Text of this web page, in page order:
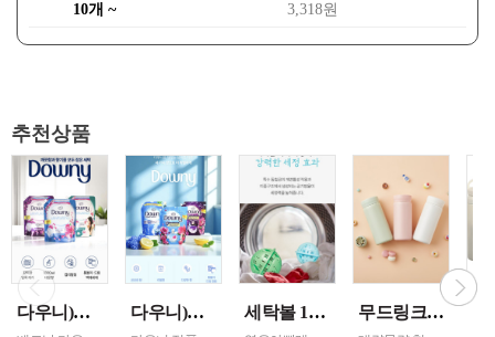
10개 ~ 3,318원
추천상품
다우니)세탁세제 1.8리터 리필 _{3입 한박스단위판매 } 인도어 드라이(실내건조) / 썬라이즈 프레시 / 미스티크 / 가든볼륨 다우니)섬유유연제 3리터 프레쉬 리필 _{ 4입 한박스단위 판매 } 선라이즈 / 프레쉬 브리즈 / 미스티크 세탁볼 1개 500회 1년사용 살균 세정 탈취작용 중금속 및 스케일 방지 색상랜덤 무드링크 코코미니 스텐텀블러 200ml / 색상선택 화이트 , 핑크 , 민트 / MDK-COCO